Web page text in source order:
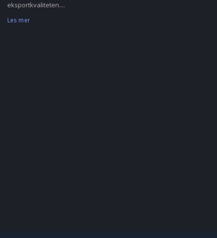
eksportkvaliteten....
Les mer